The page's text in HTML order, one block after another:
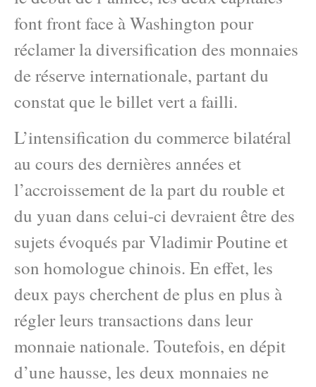
font front face à Washington pour
réclamer la diversification des monnaies
de réserve internationale, partant du
constat que le billet vert a failli.
L’intensification du commerce bilatéral
au cours des dernières années et
l’accroissement de la part du rouble et
du yuan dans celui-ci devraient être des
sujets évoqués par Vladimir Poutine et
son homologue chinois. En effet, les
deux pays cherchent de plus en plus à
régler leurs transactions dans leur
monnaie nationale. Toutefois, en dépit
d’une hausse, les deux monnaies ne